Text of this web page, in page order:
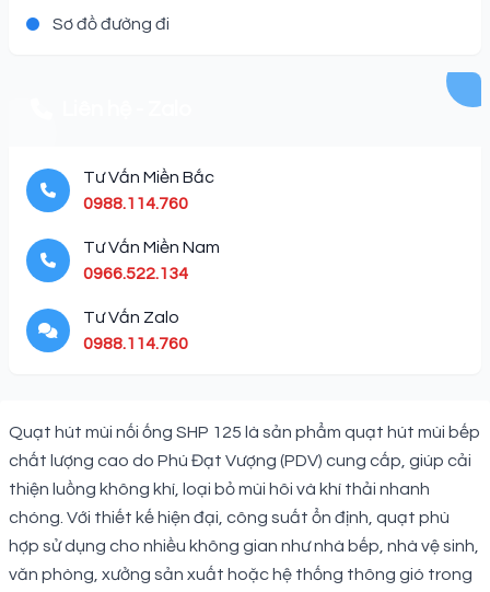
Sơ đồ đường đi
Tư Vấn Miền Bắc
0988.114.760
Tư Vấn Miền Nam
0966.522.134
Tư Vấn Zalo
0988.114.760
Quạt hút mùi nối ống SHP 125 là sản phẩm quạt hút mùi bếp
chất lượng cao do Phú Đạt Vượng (PDV) cung cấp, giúp cải
thiện luồng không khí, loại bỏ mùi hôi và khí thải nhanh
chóng. Với thiết kế hiện đại, công suất ổn định, quạt phù
hợp sử dụng cho nhiều không gian như nhà bếp, nhà vệ sinh,
văn phòng, xưởng sản xuất hoặc hệ thống thông gió trong